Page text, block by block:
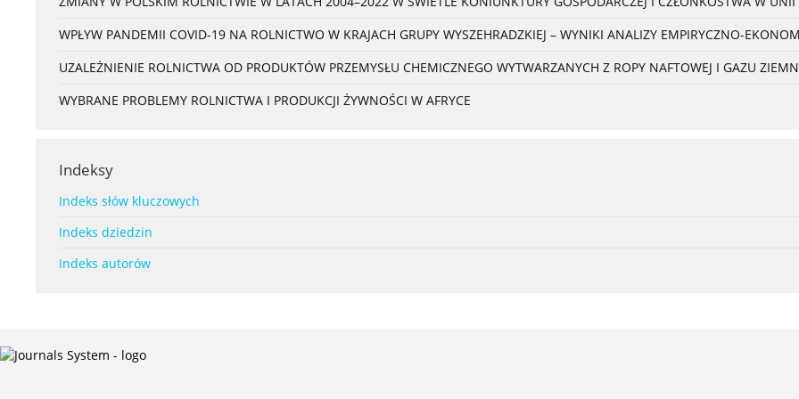
WPŁYW PANDEMII COVID-19 NA ROLNICTWO W KRAJACH GRUPY WYSZEHRADZKIEJ – WYNIKI ANALIZY EMPIRYCZNO-
UZALEŻNIENIE ROLNICTWA OD PRODUKTÓW PRZEMYSŁU CHEMICZNEGO WYTWARZANYCH Z ROPY NAFTOWEJ I GAZU
WYBRANE PROBLEMY ROLNICTWA I PRODUKCJI ŻYWNOŚCI W AFRYCE
Indeksy
Indeks słów kluczowych
Indeks dziedzin
Indeks autorów